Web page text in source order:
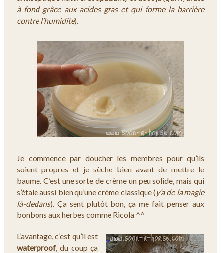
à fond grâce aux acides gras et qui forme la barrière
contre l’humidité).
Je commence par doucher les membres pour qu’ils
soient propres et je sèche bien avant de mettre le
baume. C’est une sorte de crème un peu solide, mais qui
s’étale aussi bien qu’une crème classique (y’a de la magie
là-dedans). Ça sent plutôt bon, ça me fait penser aux
bonbons aux herbes comme Ricola ^^
L’avantage, c’est qu’il est
waterproof, du coup ça